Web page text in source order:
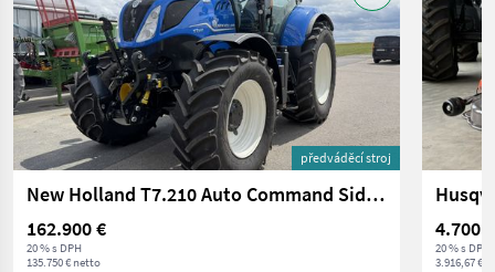
předváděcí stroj
New Holland T7.210 Auto Command SideWinder II (Stage V)
162.900 €
20 % s DPH
135.750 € netto
4.700 €
20 % s DPH
3.916,67 €